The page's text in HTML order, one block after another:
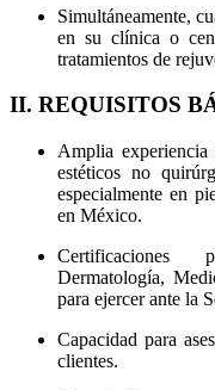
Simultáneamente,
en su clínica o
tratamientos de
II. REQUISITOS
Amplia experiencia
estéticos no
especialmente en
en México.
Certificaciones
Dermatología,
para ejercer ante la
Capacidad para
clientes.